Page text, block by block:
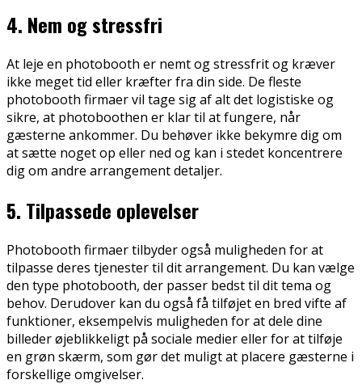
4. Nem og stressfri
At leje en photobooth er nemt og stressfrit og kræver
ikke meget tid eller kræfter fra din side. De fleste
photobooth firmaer vil tage sig af alt det logistiske og
sikre, at photoboothen er klar til at fungere, når
gæsterne ankommer. Du behøver ikke bekymre dig om
at sætte noget op eller ned og kan i stedet koncentrere
dig om andre arrangement detaljer.
5. Tilpassede oplevelser
Photobooth firmaer tilbyder også muligheden for at
tilpasse deres tjenester til dit arrangement. Du kan vælge
den type photobooth, der passer bedst til dit tema og
behov. Derudover kan du også få tilføjet en bred vifte af
funktioner, eksempelvis muligheden for at dele dine
billeder øjeblikkeligt på sociale medier eller for at tilføje
en grøn skærm, som gør det muligt at placere gæsterne i
forskellige omgivelser.